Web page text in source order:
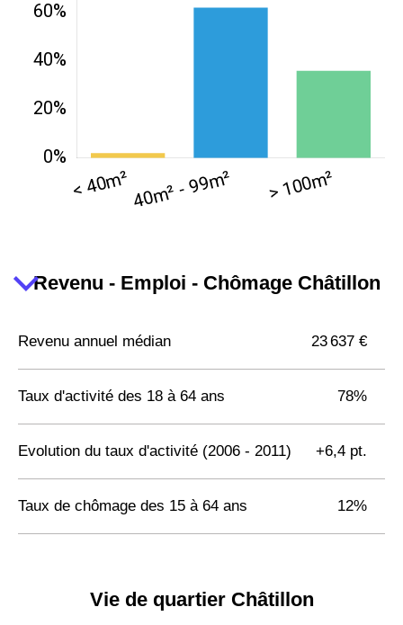
Revenu - Emploi - Chômage Châtillon
Revenu annuel médian 23 637 €
Taux d'activité des 18 à 64 ans 78%
Evolution du taux d'activité (2006 - 2011) +6,4 pt.
Taux de chômage des 15 à 64 ans 12%
Vie de quartier Châtillon